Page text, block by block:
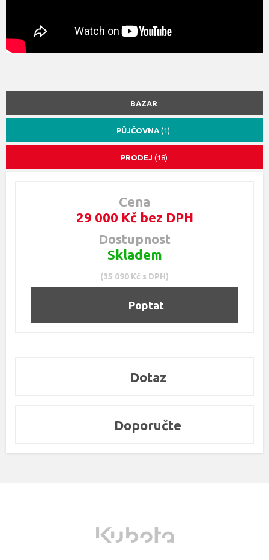
BAZAR
PŮJČOVNA (1)
PRODEJ (18)
Cena
29 000 Kč bez DPH
Dostupnost
Skladem
(35 090 Kč s DPH)
Poptat
Dotaz
Doporučte